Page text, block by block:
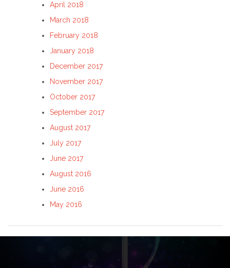
April 2018
March 2018
February 2018
January 2018
December 2017
November 2017
October 2017
September 2017
August 2017
July 2017
June 2017
August 2016
June 2016
May 2016